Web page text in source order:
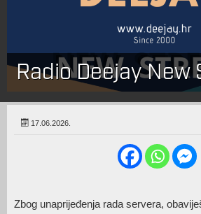
Radio Deejay New
17.06.2026.
Zbog unaprijeđenja rada servera,